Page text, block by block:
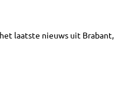
laatste nieuws uit Brabant,